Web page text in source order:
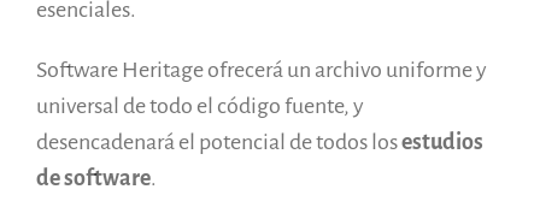
esenciales.
Software Heritage ofrecerá un archivo uniforme y
universal de todo el código fuente, y
desencadenará el potencial de todos losestudios
de software.